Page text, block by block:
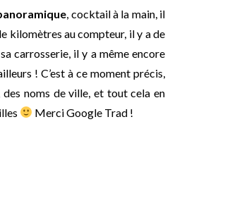
, cocktail à la main, il
kilomètres au compteur, il y a de
carrosserie, il y a même encore
! C’est à ce moment précis,
des noms de ville, et tout cela en
Merci Google Trad !